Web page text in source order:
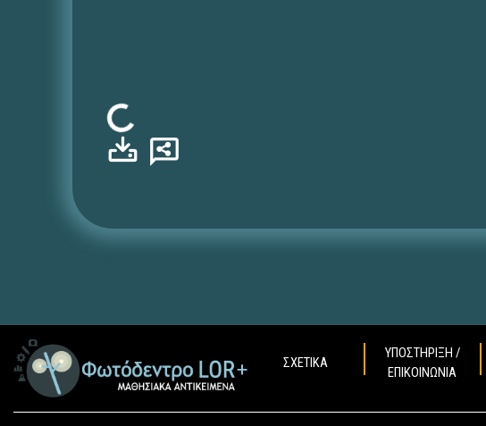
Φόρτωση...
ΣΧΕΤΙΚΑ
ΥΠΟΣΤΗΡΙΞΗ /
ΕΠΙΚΟΙΝΩΝΙΑ